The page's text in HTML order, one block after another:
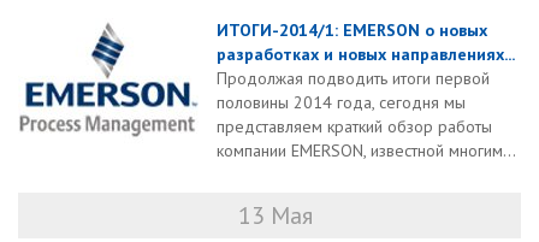
ИТОГИ-2014/1: EMERSON о новых
разработках и новых направлениях...
Продолжая подводить итоги первой
половины 2014 года, сегодня мы
представляем краткий обзор работы
компании EMERSON, известной многим...
13 Мая